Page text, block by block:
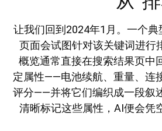
让我们回到2024年1月。一个典
页面会试图针对该关键词进行
概览通常直接在搜索结果页中
定属性——电池续航、重量、连
评分——并将它们编织成一段叙
清晰标记这些属性，AI便会凭